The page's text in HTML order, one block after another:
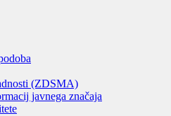
(ZDSMA)
javnega značaja